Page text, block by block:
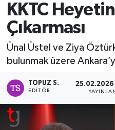
KKTC
Çıkarması
Ünal Üstel ve Ziya
bulunmak üzere
TOPUZ S.
EDITÖR
25.02.2026
SAĞLIK
SPOR
TÜRKİYE
Tüm Manşetler
Son Dakika Haberleri